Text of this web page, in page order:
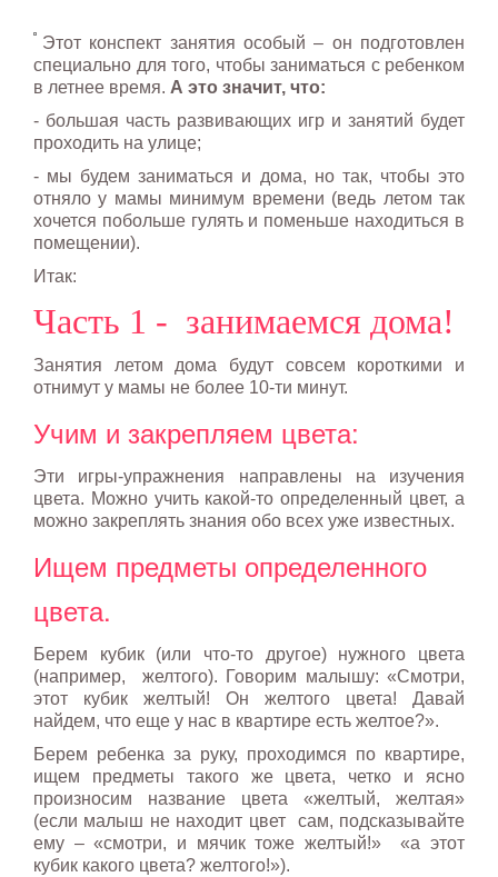
Этот конспект занятия особый – он подготовлен
специально для того, чтобы заниматься с ребенком
в летнее время. А это значит, что:
- большая часть развивающих игр и занятий будет
проходить на улице;
- мы будем заниматься и дома, но так, чтобы это
отняло у мамы минимум времени (ведь летом так
хочется побольше гулять и поменьше находиться в
помещении).
Итак:
Часть 1 - занимаемся дома!
Занятия летом дома будут совсем короткими и
отнимут у мамы не более 10-ти минут.
Учим и закрепляем цвета:
Эти игры-упражнения направлены на изучения
цвета. Можно учить какой-то определенный цвет, а
можно закреплять знания обо всех уже известных.
Ищем предметы определенного
цвета.
Берем кубик (или что-то другое) нужного цвета
(например, желтого). Говорим малышу: «Смотри,
этот кубик желтый! Он желтого цвета! Давай
найдем, что еще у нас в квартире есть желтое?».
Берем ребенка за руку, проходимся по квартире,
ищем предметы такого же цвета, четко и ясно
произносим название цвета «желтый, желтая»
(если малыш не находит цвет сам, подсказывайте
ему – «смотри, и мячик тоже желтый!» «а этот
кубик какого цвета? желтого!»).